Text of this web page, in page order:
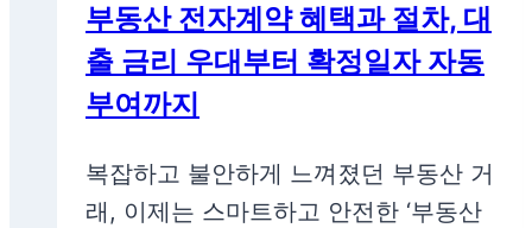
부동산 전자계약 혜택과 절차, 대
출 금리 우대부터 확정일자 자동
부여까지
복잡하고 불안하게 느껴졌던 부동산 거
래, 이제는 스마트하고 안전한 ‘부동산